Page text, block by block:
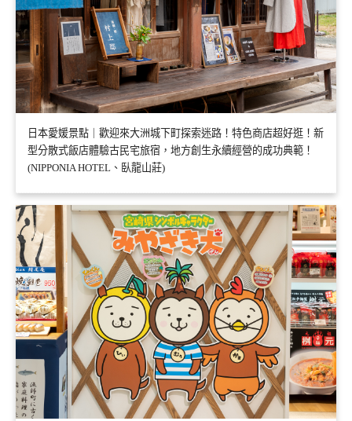
日本愛媛景點｜歡迎來大洲城下町探索迷路！特色商店超好逛！新
型分散式飯店體驗古民宅旅宿，地方創生永續經營的成功典範！
(NIPPONIA HOTEL、臥龍山莊)